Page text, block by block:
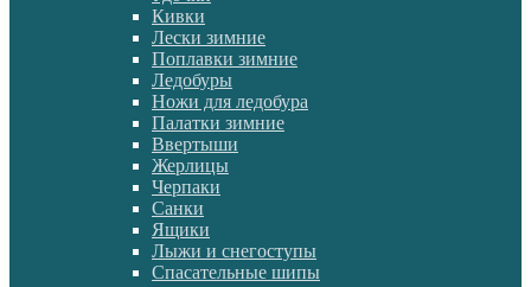
Кивки
Лески зимние
Поплавки зимние
Ледобуры
Ножи для ледобура
Палатки зимние
Ввертыши
Жерлицы
Черпаки
Санки
Ящики
Лыжи и снегоступы
Спасательные шипы